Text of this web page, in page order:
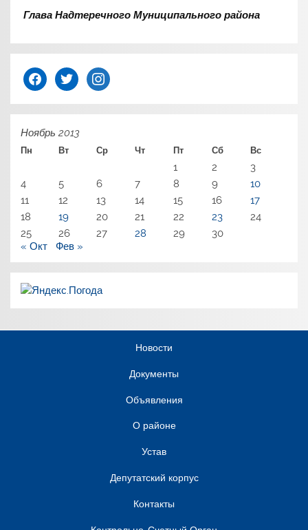
Глава Надтеречного Муниципального района
facebooktwitter instagram
Ноябрь 2013
Пн Вт Ср Чт Пт Сб Вс
1 2
3
4
5 6 7 8 9
10
11
12 13 14 15 16
17
18
19 20 21 22 23
24
25
26 27 28 29
30
« Окт
Фев »
Новости
Документы
Объявления
О районе
Устав
Депутатский корпус
Контакты